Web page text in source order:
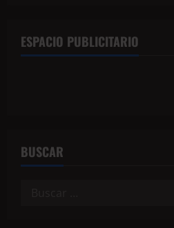
ESPACIO PUBLICITARIO
BUSCAR